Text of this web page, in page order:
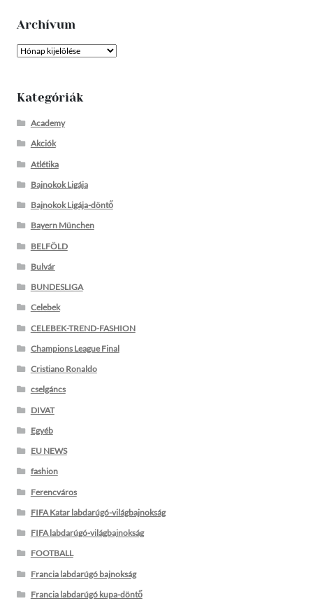
Archívum
Archívum
Kategóriák
Academy
Akciók
Atlétika
Bajnokok Ligája
Bajnokok Ligája-döntő
Bayern München
BELFÖLD
Bulvár
BUNDESLIGA
Celebek
CELEBEK-TREND-FASHION
Champions League Final
Cristiano Ronaldo
cselgáncs
DIVAT
Egyéb
EU NEWS
fashion
Ferencváros
FIFA Katar labdarúgó-világbajnokság
FIFA labdarúgó-világbajnokság
FOOTBALL
Francia labdarúgó bajnokság
Francia labdarúgó kupa-döntő